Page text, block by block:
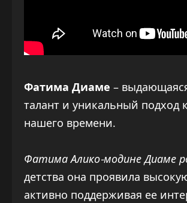
Фатима Диаме –
талант и уникальный подход
нашего времени.
Фатима Алико-модине Диаме
детства она проявила
активно поддерживая ее